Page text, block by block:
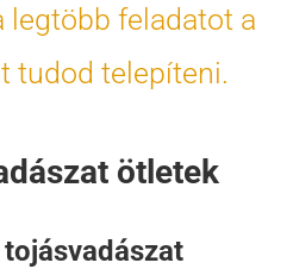
legtöbb feladatot a
tudod telepíteni.
ötletek